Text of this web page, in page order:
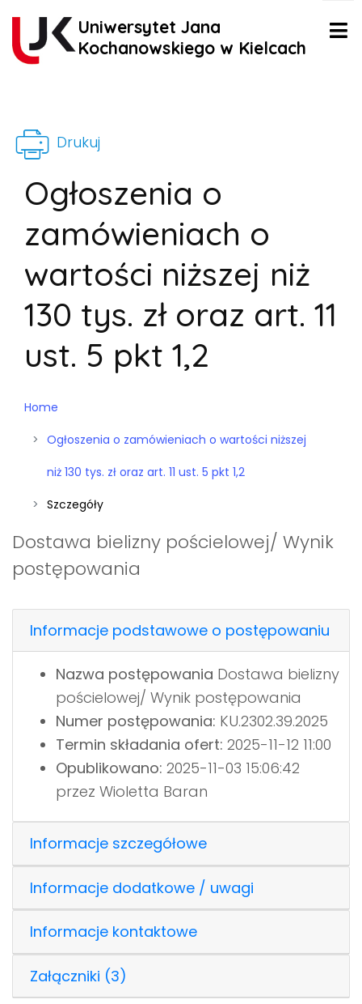
Uniwersytet Jana
Kochanowskiego w Kielcach
Drukuj
Ogłoszenia o
zamówieniach o
wartości niższej niż
130 tys. zł oraz art. 11
ust. 5 pkt 1,2
Home
Ogłoszenia o zamówieniach o wartości niższej
niż 130 tys. zł oraz art. 11 ust. 5 pkt 1,2
Szczegóły
Dostawa bielizny pościelowej/ Wynik
postępowania
Informacje podstawowe o postępowaniu
Nazwa postępowania Dostawa bielizny
pościelowej/ Wynik postępowania
Numer postępowania: KU.2302.39.2025
Termin składania ofert: 2025-11-12 11:00
Opublikowano: 2025-11-03 15:06:42
przez Wioletta Baran
Informacje szczegółowe
Informacje dodatkowe / uwagi
Informacje kontaktowe
Załączniki (3)